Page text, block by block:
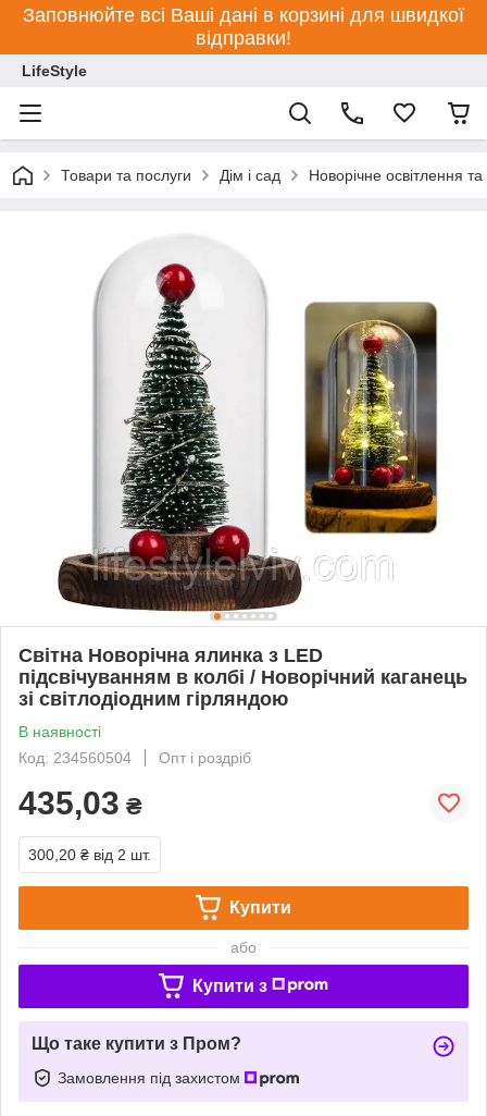
Заповнюйте всі Ваші дані в корзині для швидкої
відправки!
LifeStyle
Товари та послуги Дім і сад Новорічне освітлення
Світна Новорічна ялинка з LED
підсвічуванням в колбі / Новорічний каганець
зі світлодіодним гірляндою
В наявності
Код: 234560504
Опт і роздріб
435,03 ₴
300,20 ₴ від 2 шт.
Купити
або
Купити з
Що таке купити з Пром?
Замовлення під захистом